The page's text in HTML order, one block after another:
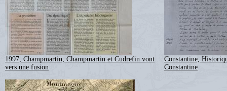
1997, Champmartin, Champmartin et Cudrefin vont
vers une fusion
Constantine,
Constantine